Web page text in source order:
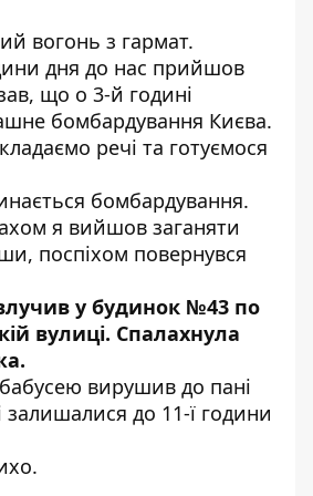
вогонь з гармат.
дня до нас прийшов
що о 3-й годині
бомбардування Києва.
речі та готуємося
бомбардування.
я вийшов заганяти
поспіхом повернувся
у будинок №43 по
вулиці. Спалахнула
бабусею вирушив до пані
залишалися до 11-ї години